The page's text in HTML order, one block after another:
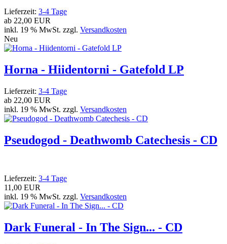
Lieferzeit: 3-4 Tage
ab 22,00 EUR
inkl. 19 % MwSt. zzgl. Versandkosten
Neu
Horna - Hiidentorni - Gatefold LP
Lieferzeit: 3-4 Tage
ab 22,00 EUR
inkl. 19 % MwSt. zzgl. Versandkosten
Pseudogod - Deathwomb Catechesis - CD
Lieferzeit: 3-4 Tage
11,00 EUR
inkl. 19 % MwSt. zzgl. Versandkosten
Dark Funeral - In The Sign​.​.​. - CD